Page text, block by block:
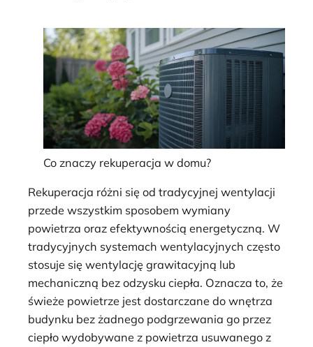
Co znaczy rekuperacja w domu?
Rekuperacja różni się od tradycyjnej wentylacji
przede wszystkim sposobem wymiany
powietrza oraz efektywnością energetyczną. W
tradycyjnych systemach wentylacyjnych często
stosuje się wentylację grawitacyjną lub
mechaniczną bez odzysku ciepła. Oznacza to, że
świeże powietrze jest dostarczane do wnętrza
budynku bez żadnego podgrzewania go przez
ciepło wydobywane z powietrza usuwanego z